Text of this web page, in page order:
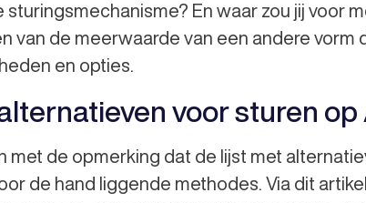
En waar zou jij voor
van de meerwaarde van een andere vorm
en opties.
voor sturen op
met de opmerking dat de lijst met
de hand liggende methodes. Via dit